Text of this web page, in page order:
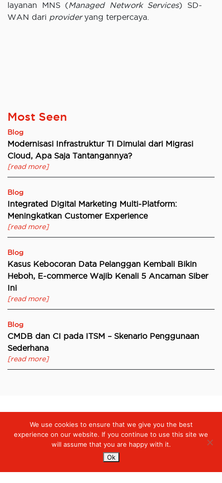
layanan MNS (Managed Network Services) SD-
WAN dari provideryang terpercaya.
Most Seen
Blog
Modernisasi Infrastruktur TI Dimulai dari Migrasi
Cloud, Apa Saja Tantangannya?
[read more]
Blog
Integrated Digital Marketing Multi-Platform:
Meningkatkan Customer Experience
[read more]
Blog
Kasus Kebocoran Data Pelanggan Kembali Bikin
Heboh, E-commerce Wajib Kenali 5 Ancaman Siber
Ini
[read more]
Blog
CMDB dan CI pada ITSM – Skenario Penggunaan
Sederhana
[read more]
We use cookies to ensure that we give you the best
experience on our website. If you continue to use this site we
will assume that you are happy with it.
Ok
Digiserve »SD-WAN, Solusi Transformasi Jaringan Perusahaan di
Era Digital
Managed Cloud Services